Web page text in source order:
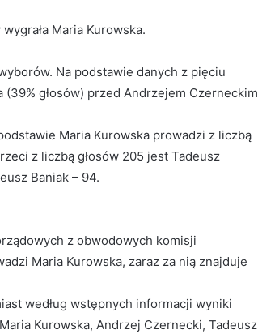
Maria Kurowska.
Na podstawie danych z pięciu
głosów) przed Andrzejem Czerneckim
Maria Kurowska prowadzi z liczbą
z liczbą głosów 205 jest Tadeusz
Baniak – 94.
z obwodowych komisji
Maria Kurowska, zaraz za nią znajduje
według wstępnych informacji wyniki
Kurowska, Andrzej Czernecki, Tadeusz